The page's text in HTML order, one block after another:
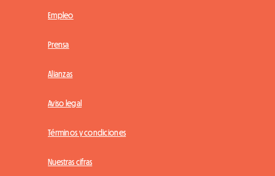
Empleo
Prensa
Alianzas
Aviso legal
Términos y condiciones
Nuestras cifras